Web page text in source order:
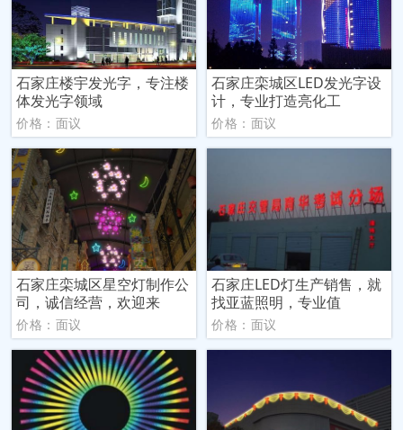
石家庄楼宇发光字，专注楼
体发光字领域
价格：面议
石家庄栾城区LED发光字设
计，专业打造亮化工
价格：面议
石家庄栾城区星空灯制作公
司，诚信经营，欢迎来
价格：面议
石家庄LED灯生产销售，就
找亚蓝照明，专业值
价格：面议